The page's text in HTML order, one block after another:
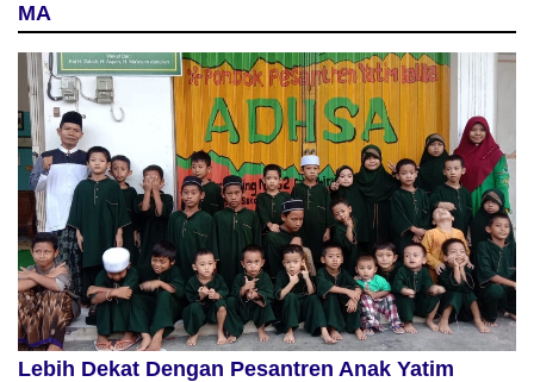
MA
Lebih Dekat Dengan Pesantren Anak Yatim